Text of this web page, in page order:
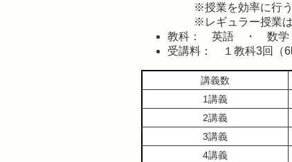
※授業を効率に行
※レギュラー授業
教科： 英語 ・ 数学
受講料： １教科3回（6
講義数
1講義
2講義
3講義
4講義